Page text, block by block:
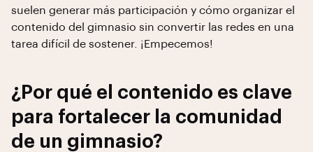
suelen generar más participación y cómo organizar el
contenido del gimnasio sin convertir las redes en una
tarea difícil de sostener. ¡Empecemos!
¿Por qué el contenido es clave
para fortalecer la comunidad
de un gimnasio?